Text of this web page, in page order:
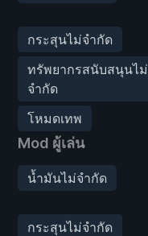
กระสุนไม่จำกัด
ทรัพยากรสนับสนุนไม่
จำกัด
โหมดเทพ
Mod ผู้เล่น
น้ำมันไม่จำกัด
กระสุนไม่จำกัด